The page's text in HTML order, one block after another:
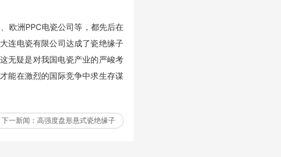
欧洲PPC电瓷公司等，都先后在
连电瓷有限公司达成了瓷绝缘子
无疑是对我国电瓷产业的严峻考
能在激烈的国际竞争中求生存谋
下一新闻： 高强度盘形悬式瓷绝缘子